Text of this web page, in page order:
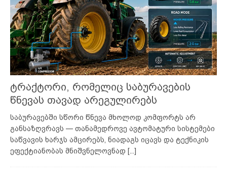
ტრაქტორი, რომელიც საბურავების
წნევას თავად არეგულირებს
საბურავებში სწორი წნევა მხოლოდ კომფორტს არ
განსაზღვრავს — თანამედროვე ავტომატური სისტემები
საწვავის ხარჯს ამცირებს, ნიადაგს იცავს და ტექნიკის
ეფექტიანობას მნიშვნელოვნად [...]